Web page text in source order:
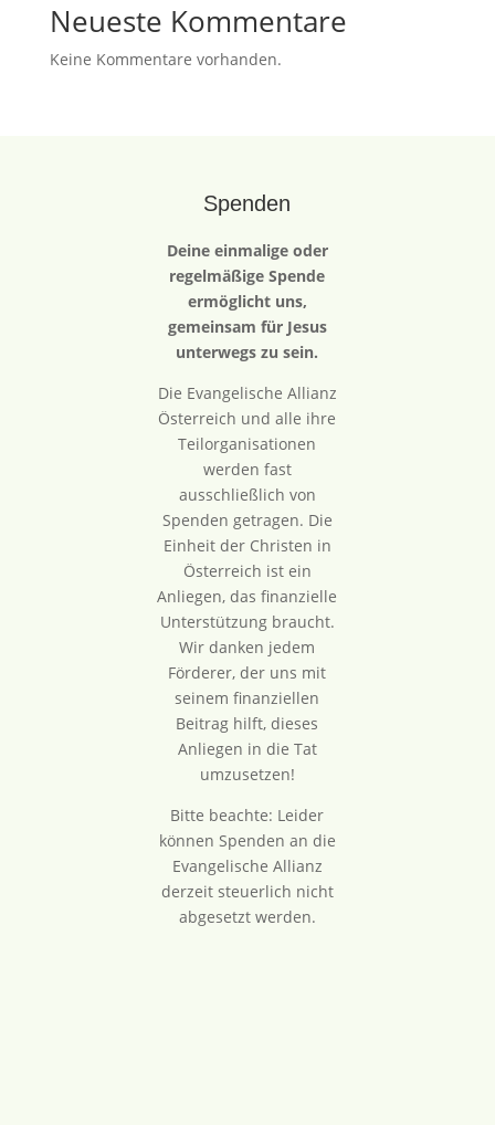
Neueste Kommentare
Keine Kommentare vorhanden.
Spenden
Deine einmalige oder
regelmäßige Spende
ermöglicht uns,
gemeinsam für Jesus
unterwegs zu sein.
Die Evangelische Allianz
Österreich und alle ihre
Teilorganisationen
werden fast
ausschließlich von
Spenden getragen. Die
Einheit der Christen in
Österreich ist ein
Anliegen, das finanzielle
Unterstützung braucht.
Wir danken jedem
Förderer, der uns mit
seinem finanziellen
Beitrag hilft, dieses
Anliegen in die Tat
umzusetzen!
Bitte beachte: Leider
können Spenden an die
Evangelische Allianz
derzeit steuerlich nicht
abgesetzt werden.